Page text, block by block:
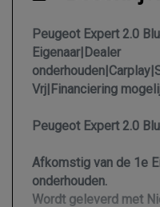
Stuurbekrachtiging
Tussenschot
Voorstoelen
Zijwandbekleding
Exterieur
Buitenspiegel
Buitenspiegels
Peugeot Expert 2.0
Eigenaar|Dealer
Vrj|Financiering
Peugeot Expert 2.0
Afkomstig van de 1e
onderhouden.
Wordt geleverd met